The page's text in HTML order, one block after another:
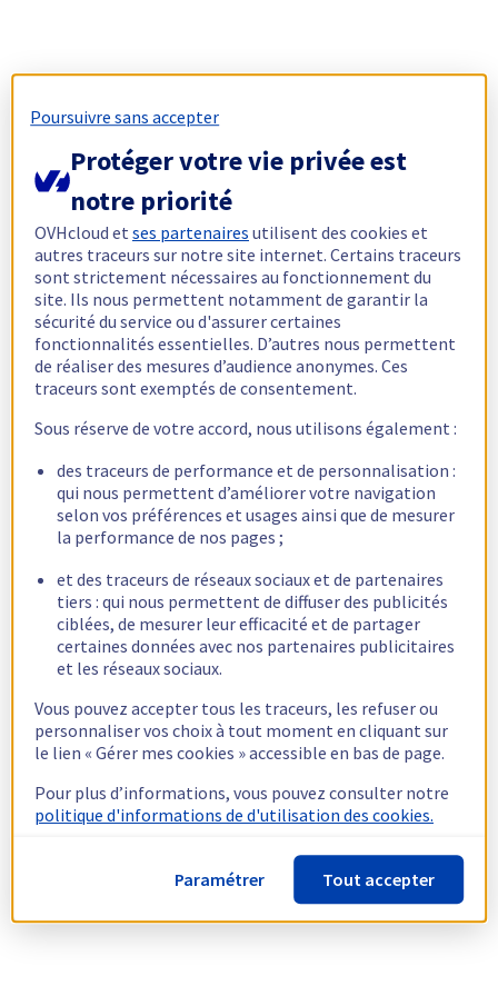
Poursuivre sans accepter
Protéger votre vie privée est
notre priorité
OVHcloud etses partenaires utilisent des cookies et
autres traceurs sur notre site internet. Certains traceurs
sont strictement nécessaires au fonctionnement du
site. Ils nous permettent notamment de garantir la
sécurité du service ou d'assurer certaines
fonctionnalités essentielles. D’autres nous permettent
de réaliser des mesures d’audience anonymes. Ces
traceurs sont exemptés de consentement.
Sous réserve de votre accord, nous utilisons également :
des traceurs de performance et de personnalisation :
qui nous permettent d’améliorer votre navigation
selon vos préférences et usages ainsi que de mesurer
la performance de nos pages ;
et des traceurs de réseaux sociaux et de partenaires
tiers : qui nous permettent de diffuser des publicités
ciblées, de mesurer leur efficacité et de partager
certaines données avec nos partenaires publicitaires
et les réseaux sociaux.
Vous pouvez accepter tous les traceurs, les refuser ou
personnaliser vos choix à tout moment en cliquant sur
le lien « Gérer mes cookies » accessible en bas de page.
Pour plus d’informations, vous pouvez consulter notre
politique d'informations de d'utilisation des cookies.
Paramétrer Tout accepter